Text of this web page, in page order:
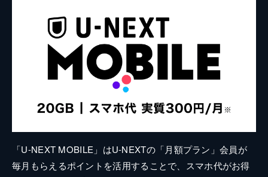
「U-NEXT MOBILE」はU-NEXTの「月額プラン」会員が
毎月もらえるポイントを活用することで、スマホ代がお得